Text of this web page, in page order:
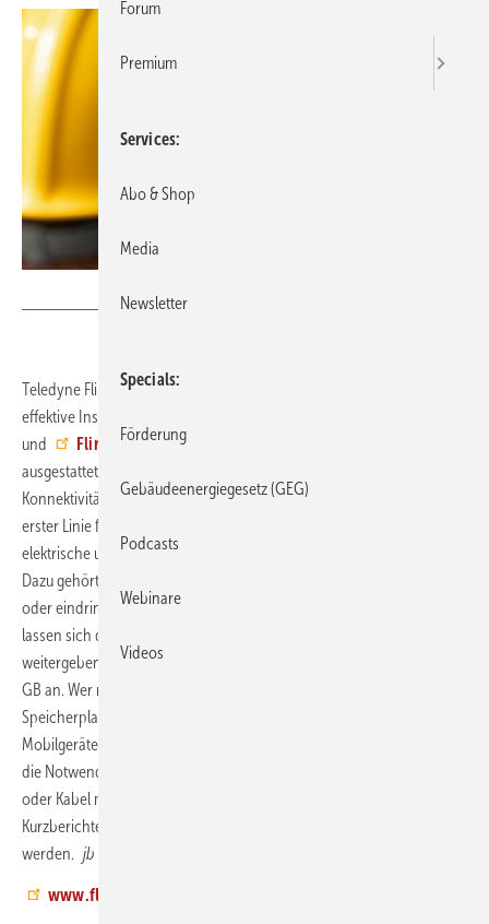
Teledyne Flir hat seine Ex-Pro-Wärmebildkameraserie für schnelle und
effektive Inspektionen erweitert. Die neuen Modelle
und
Flir E6 Prosind für Wärmebildaufnahmen ohne Fokussieren
ausgestattet. Sie verfügen über einen 3,5-Zoll-Touchscreen, Cloud-
Konnektivität und einen Pistolengriff. Die vielseitigen Kameras sind in
erster Linie für Nahaufnahmen konzipiert, um professionelle
elektrische und gebäudetechnische Inspektionen durchzuführen.
Dazu gehört das Erkennen von Luftlecks, Temperaturunterschieden
oder eindringendem Wasser. Über einen integrierten Touchscreen
lassen sich die Aufnahmen per WLAN an Kolleg:innen und Kund:innen
weitergeben. Der Hersteller bietet einen kostenlosen Speicher bis 1
GB an. Wer mehr benötigt, kann mit Jahresabonnements zusätzlichen
Speicherplatz erwerben. Auf die Cloud lässt sich über verschiedene
Mobilgeräte, Webbrowser oder Desktop-PCs zugreifen. Damit entfällt
die Notwendigkeit, zusätzliche USB-Flash-Laufwerke, Speicherkarten
oder Kabel mitzunehmen. Die Bilder können als Dateien oder in
Kurzberichten geprüft, bearbeitet, analysiert und weitergegeben
werden. jb
www.flir.de
Forum
Premium
Services
Abo & Shop
Media
Newsletter
Specials
Förderung
Gebäudeenergiegesetz (GEG)
Podcasts
Webinare
Videos